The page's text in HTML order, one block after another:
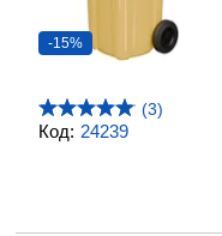
Код: 24239
-15%
(3)